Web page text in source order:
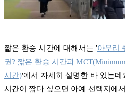
짧은 환승 시간에 대해서는 '아무리
권? 짧은 환승 시간과
시간)'에서 자세히 설명한 바 있는
시간이 짧다 싶으면 아예 선택지에